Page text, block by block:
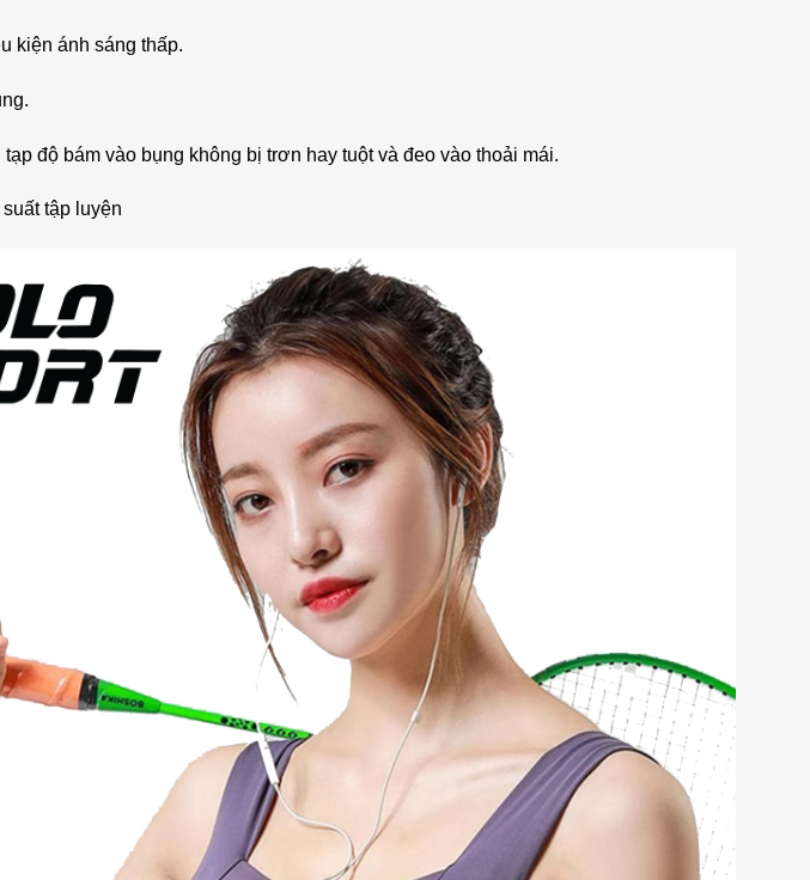
kiện ánh sáng thấp.
độ bám vào bụng không bị trơn hay tuột và đeo vào thoải mái.
tập luyện